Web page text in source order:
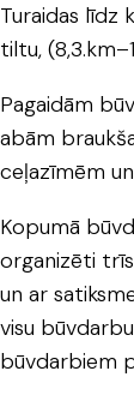
Turaidas līdz
tiltu,
Pagaidām
abām
ceļazīmēm
Kopumā
organizēti
un ar
visu
būvdarbiem